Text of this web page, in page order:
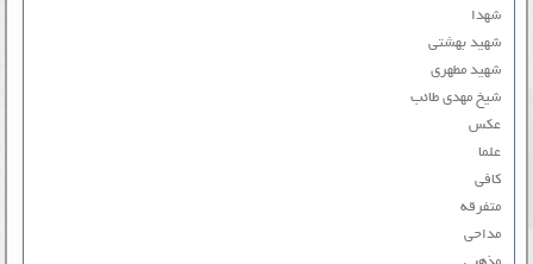
شهدا
شهید بهشتی
شهید مطهری
شیخ مهدی طائب
عکس
علما
کافی
متفرقه
مداحی